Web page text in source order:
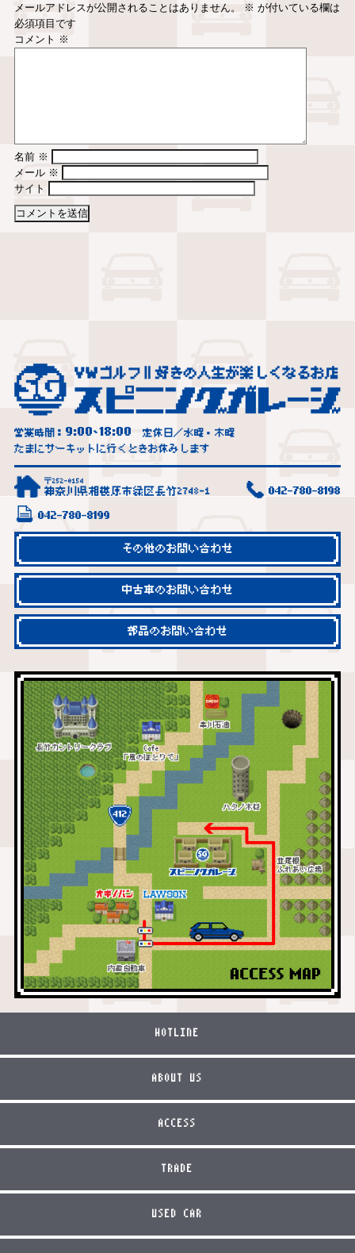
メールアドレスが公開されることはありません。
※ が付いている欄は
必須項目です
コメント ※
名前 ※
メール ※
サイト
営業時間： 9:00~18:00
定休日／水曜・木曜
たまにサーキットに行くときお休みします
〒252-0154
神奈川県相模原市緑区長竹2748-1 042-780-8198
042-780-8199
その他のお問い合わせ
中古車のお問い合わせ
部品のお問い合わせ
HOTLINE
ABOUT US
ACCESS
TRADE
USED CAR